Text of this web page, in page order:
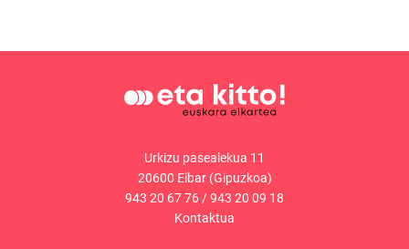
Urkizu pasealekua 11
20600 Eibar (Gipuzkoa)
943 20 67 76/943 20 09 18
Kontaktua